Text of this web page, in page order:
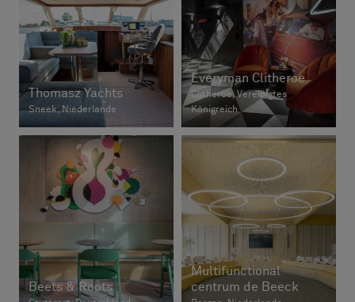
Thomasz Yachts
Sneek, Niederlande
Everyman Clitheroe
Clitheroe, Vereinigtes
Königreich
Beets & Roots
Multifunctional
centrum de Beeck